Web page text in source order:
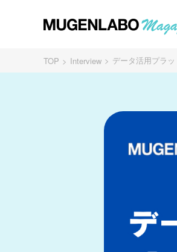
TOP Interview データ活用プラ